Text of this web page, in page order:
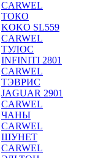
CARWEL
ТОКО
KOKO SL559
CARWEL
ТУЛОС
INFINITI 2801
CARWEL
ТЭВРИС
JAGUAR 2901
CARWEL
ЧАНЫ
CARWEL
ШУНЕТ
CARWEL